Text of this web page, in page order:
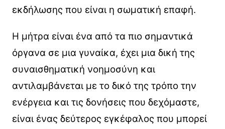
εκδήλωσης που είναι η σωματική επαφή.
Η μήτρα είναι ένα από τα πιο σημαντικά
όργανα σε μια γυναίκα, έχει μια δική της
συναισθηματική νοημοσύνη και
αντιλαμβάνεται με το δικό της τρόπο την
ενέργεια και τις δονήσεις που δεχόμαστε,
είναι ένας δεύτερος εγκέφαλος που μπορεί